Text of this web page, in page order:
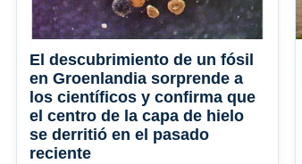
El descubrimiento de un fósil
en Groenlandia sorprende a
los científicos y confirma que
el centro de la capa de hielo
se derritió en el pasado
reciente